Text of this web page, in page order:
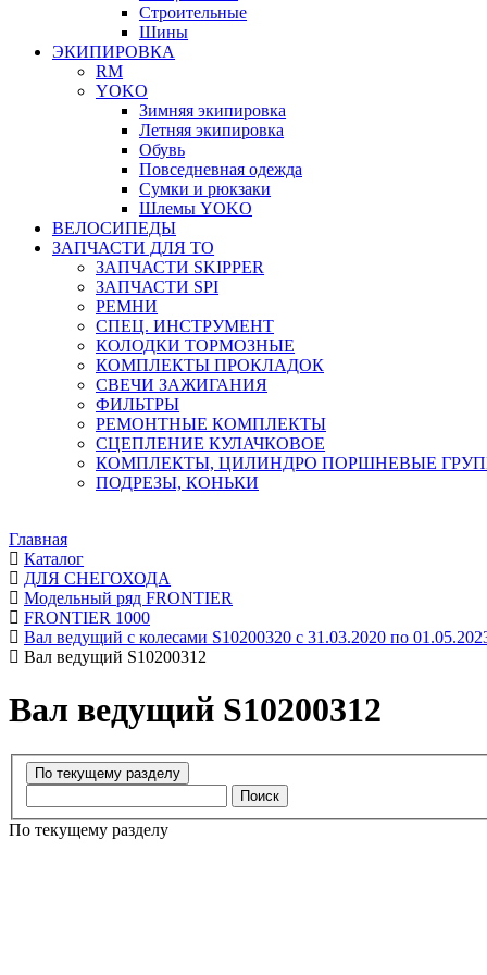
Строительные
Шины
ЭКИПИРОВКА
RM
YOKO
Зимняя экипировка
Летняя экипировка
Обувь
Повседневная одежда
Сумки и рюкзаки
Шлемы YOKO
ВЕЛОСИПЕДЫ
ЗАПЧАСТИ ДЛЯ ТО
ЗАПЧАСТИ SKIPPER
ЗАПЧАСТИ SPI
РЕМНИ
СПЕЦ. ИНСТРУМЕНТ
КОЛОДКИ ТОРМОЗНЫЕ
КОМПЛЕКТЫ ПРОКЛАДОК
СВЕЧИ ЗАЖИГАНИЯ
ФИЛЬТРЫ
РЕМОНТНЫЕ КОМПЛЕКТЫ
СЦЕПЛЕНИЕ КУЛАЧКОВОЕ
КОМПЛЕКТЫ, ЦИЛИНДРО ПОРШНЕВЫЕ
ПОДРЕЗЫ, КОНЬКИ
Главная
Каталог
ДЛЯ СНЕГОХОДА
Модельный ряд FRONTIER
FRONTIER 1000
Вал ведущий с колесами S10200320 с 31.03.2020 по
Вал ведущий S10200312
Вал ведущий S10200312
Поиск
По текущему разделу